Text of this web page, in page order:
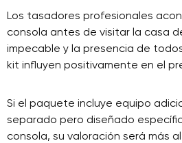
Los tasadores profesionales
consola antes de visitar la casa
impecable y la presencia de
kit influyen positivamente en el
Si el paquete incluye equipo
separado pero diseñado
consola, su valoración será más